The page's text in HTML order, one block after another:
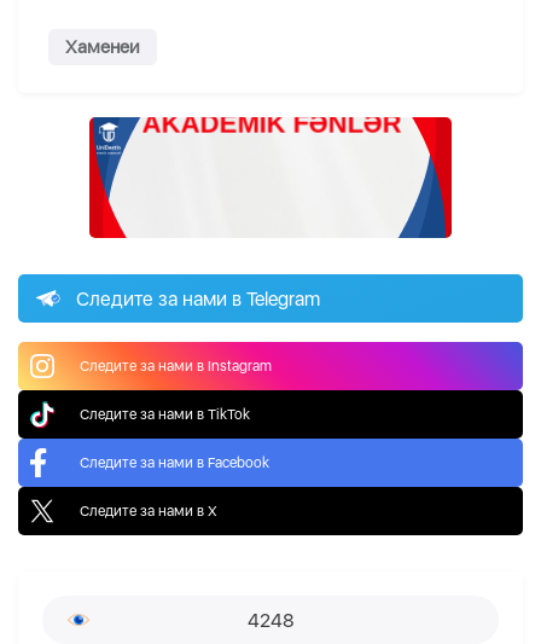
Хаменеи
Следите за нами в Telegram
Следите за нами в Instagram
Следите за нами в TikTok
Следите за нами в Facebook
Следите за нами в X
4248